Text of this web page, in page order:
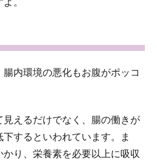
。
内環境の悪化もお腹がポッコ
えるだけでなく、腸の働きが
するといわれています。ま
り、栄養素を必要以上に吸収